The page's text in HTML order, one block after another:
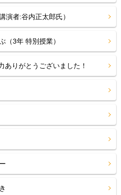
演者:谷内正太郎氏）
（3年 特別授業）
りがとうございました！